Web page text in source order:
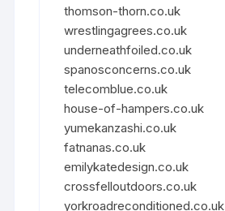
thomson-thorn.co.uk
wrestlingagrees.co.uk
underneathfoiled.co.uk
spanosconcerns.co.uk
telecomblue.co.uk
house-of-hampers.co.uk
yumekanzashi.co.uk
fatnanas.co.uk
emilykatedesign.co.uk
crossfelloutdoors.co.uk
yorkroadreconditioned.co.uk